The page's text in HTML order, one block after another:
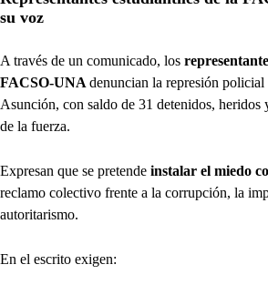
su voz
A través de un comunicado, los
FACSO-UNA denuncian la represión
Asunción, con saldo de 31 detenidos, heridos
de la fuerza.
Expresan que se pretende instalar el miedo
reclamo colectivo frente a la corrupción, la
autoritarismo.
En el escrito exigen: